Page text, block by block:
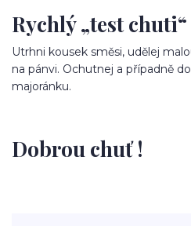
Rychlý „test
Utrhni kousek směsi, udělej
na pánvi. Ochutnej a případně
majoránku.
Dobrou chuť !